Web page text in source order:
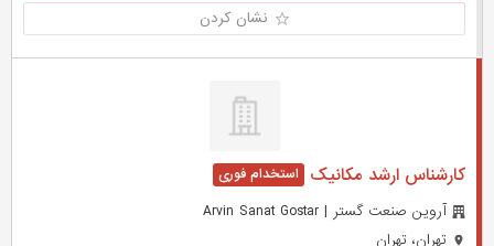
نشان کردن
کارشناس ارشد مکانیک
آروین صنعت گستر | Arvin Sanat Gostar
تهران، تهران